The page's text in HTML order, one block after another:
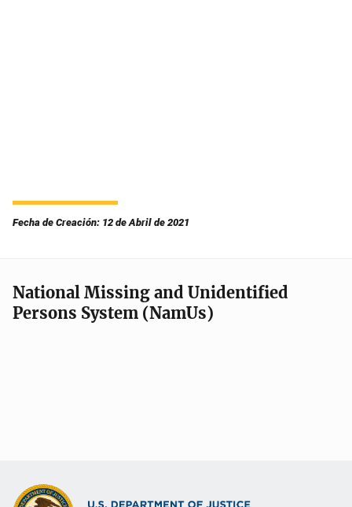
Fecha de Creación: 12 de Abril de 2021
National Missing and Unidentified
Persons System (NamUs)